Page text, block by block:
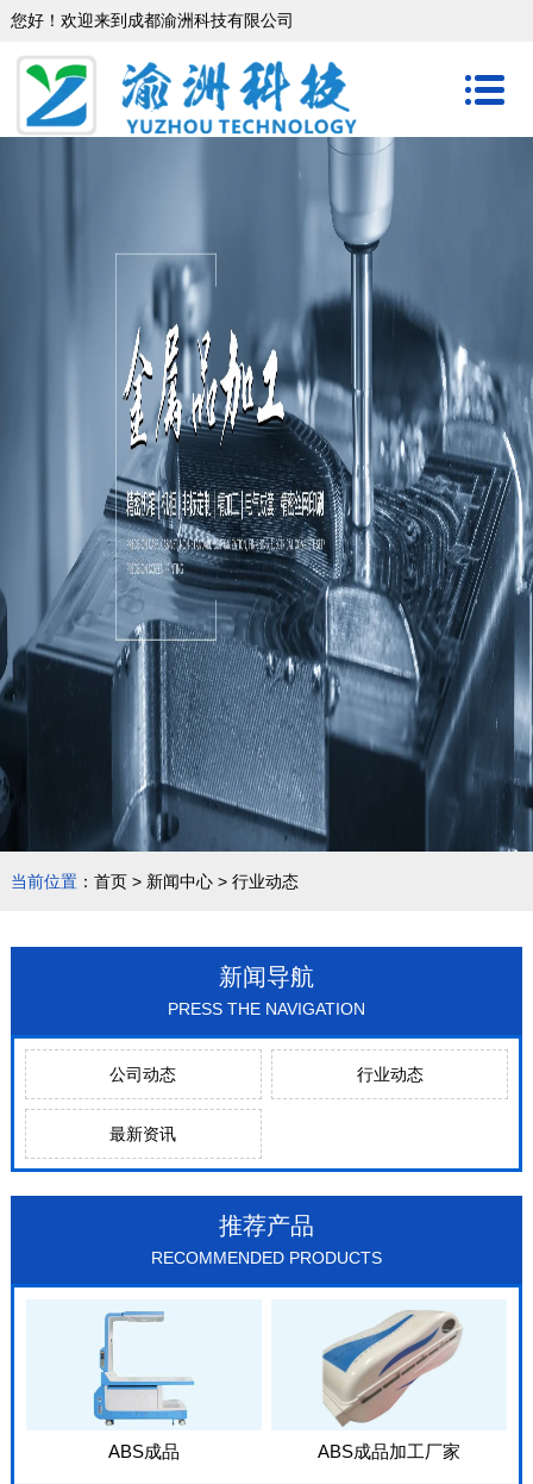
您好！欢迎来到成都渝洲科技有限公司
当前位置： 首页> 新闻中心> 行业动态
新闻导航
PRESS THE NAVIGATION
公司动态 行业动态
最新资讯
推荐产品
RECOMMENDED PRODUCTS
ABS成品 ABS成品加工厂家